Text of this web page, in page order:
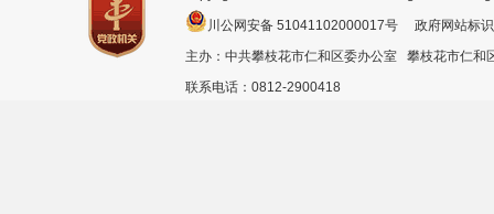
川公网安备 51041102000017号 政府网站
主办：中共攀枝花市仁和区委办公室 攀枝花市仁
联系电话：0812-2900418